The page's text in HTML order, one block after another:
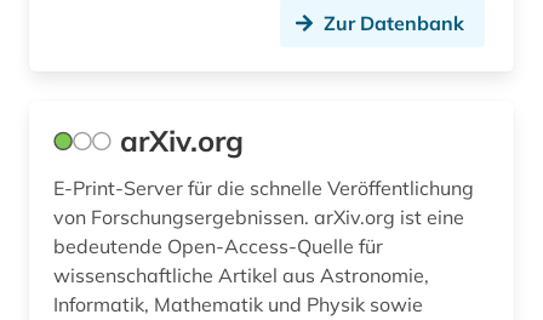
information storage and retrieval (1)
information systems applications
information theory (1)
Zur Datenbank
arXiv.org
E-Print-Server für die schnelle Veröffentlichung
von Forschungsergebnissen. arXiv.org ist eine
bedeutende Open-Access-Quelle für
wissenschaftliche Artikel aus Astronomie,
Informatik, Mathematik und Physik sowie